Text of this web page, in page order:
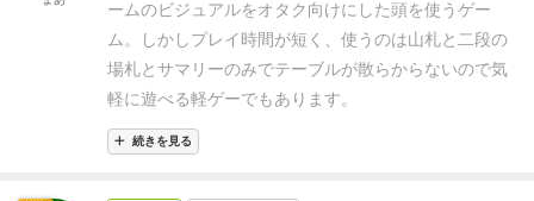
ームのビジュアルをオタク向けにした頭を使うゲー
ム。
しかしプレイ時間が短く、使うのは山札と二段の
場札とサマリーのみでテーブルが散らからないので気
軽に遊べる軽ゲーでもあります。
続きを見る